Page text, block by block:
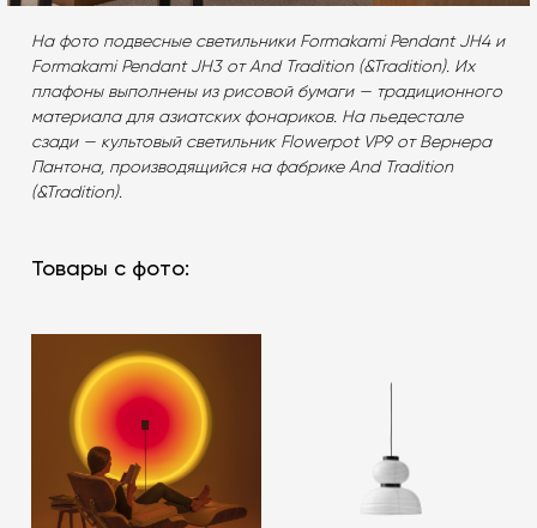
На фото подвесные светильники Formakami Pendant JH4 и
Formakami Pendant JH3 от And Tradition (&Tradition). Их
плафоны выполнены из рисовой бумаги — традиционного
материала для азиатских фонариков. На пьедестале
сзади — культовый светильник Flowerpot VP9 от Вернера
Пантона, производящийся на фабрике And Tradition
(&Tradition).
Товары с фото: